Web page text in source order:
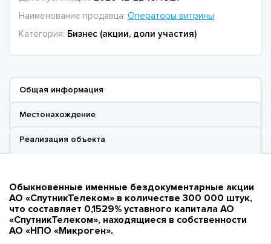
Наименование продавца: Операторы витрины
Категория: Бизнес (акции, доли участия)
Общая информация
Местонахождение
Реализация объекта
Обыкновенные именные бездокументарные акции
АО «СпутникТелеком» в количестве 300 000 штук,
что составляет 0,1529% уставного капитала АО
«СпутникТелеком», находящиеся в собственности
АО «НПО «Микроген».